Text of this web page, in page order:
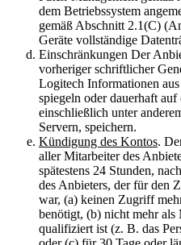
dem Betriebssystem
gemäß Abschnitt 2.1(C)
Geräte vollständige
Einschränkungen Der
vorheriger schriftlicher
Logitech Informationen
spiegeln oder dauerhaft
einschließlich unter
Servern, speichern.
Kündigung des Kontos.
aller Mitarbeiter des
spätestens 24 Stunden,
des Anbieters, der für den
war, (a) keinen Zugriff
benötigt, (b) nicht mehr als
qualifiziert ist (z. B. das